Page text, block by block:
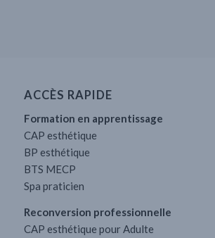
ACCÈS RAPIDE
Formation en apprentissage
CAP esthétique
BP esthétique
BTS MECP
Spa praticien
Reconversion professionnelle
CAP esthétique pour Adulte